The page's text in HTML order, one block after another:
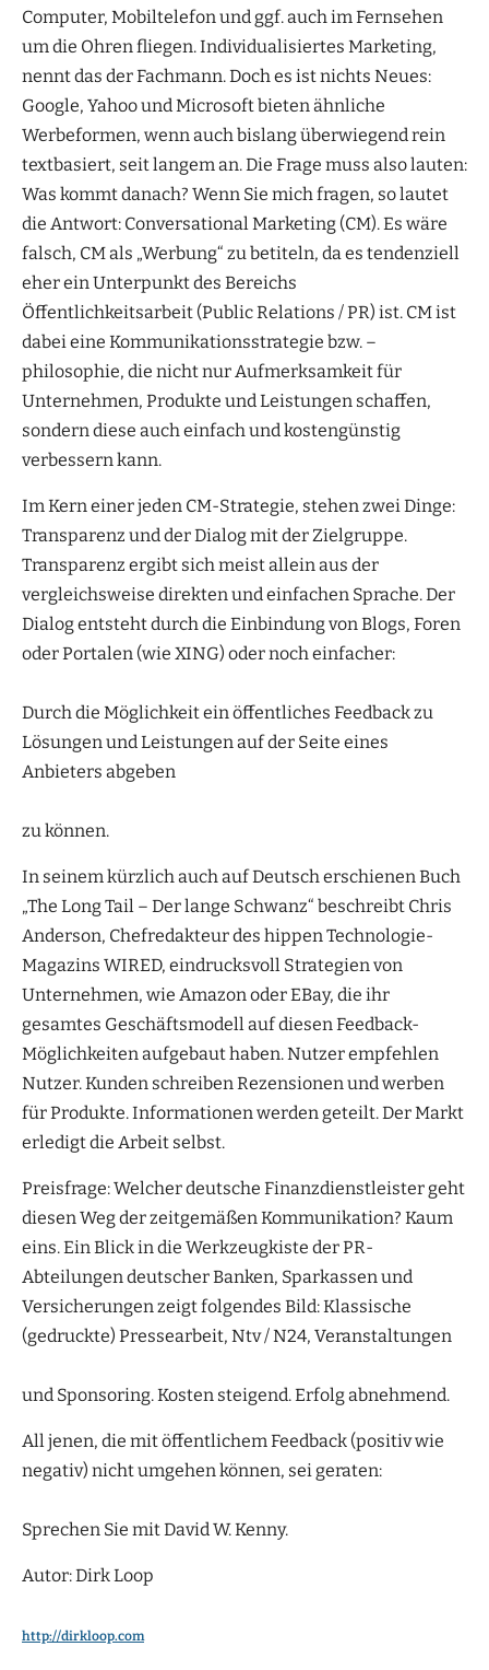
Computer, Mobiltelefon und ggf. auch im Fernsehen
um die Ohren fliegen. Individualisiertes Marketing,
nennt das der Fachmann. Doch es ist nichts Neues:
Google, Yahoo und Microsoft bieten ähnliche
Werbeformen, wenn auch bislang überwiegend rein
textbasiert, seit langem an. Die Frage muss also lauten:
Was kommt danach? Wenn Sie mich fragen, so lautet
die Antwort: Conversational Marketing (CM). Es wäre
falsch, CM als „Werbung“ zu betiteln, da es tendenziell
eher ein Unterpunkt des Bereichs
Öffentlichkeitsarbeit (Public Relations / PR) ist. CM ist
dabei eine Kommunikationsstrategie bzw. –
philosophie, die nicht nur Aufmerksamkeit für
Unternehmen, Produkte und Leistungen schaffen,
sondern diese auch einfach und kostengünstig
verbessern kann.
Im Kern einer jeden CM-Strategie, stehen zwei Dinge:
Transparenz und der Dialog mit der Zielgruppe.
Transparenz ergibt sich meist allein aus der
vergleichsweise direkten und einfachen Sprache. Der
Dialog entsteht durch die Einbindung von Blogs, Foren
oder Portalen (wie XING) oder noch einfacher:
Durch die Möglichkeit ein öffentliches Feedback zu
Lösungen und Leistungen auf der Seite eines
Anbieters abgeben
zu können.
In seinem kürzlich auch auf Deutsch erschienen Buch
„The Long Tail – Der lange Schwanz“ beschreibt Chris
Anderson, Chefredakteur des hippen Technologie-
Magazins WIRED, eindrucksvoll Strategien von
Unternehmen, wie Amazon oder EBay, die ihr
gesamtes Geschäftsmodell auf diesen Feedback-
Möglichkeiten aufgebaut haben. Nutzer empfehlen
Nutzer. Kunden schreiben Rezensionen und werben
für Produkte. Informationen werden geteilt. Der Markt
erledigt die Arbeit selbst.
Preisfrage: Welcher deutsche Finanzdienstleister geht
diesen Weg der zeitgemäßen Kommunikation? Kaum
eins. Ein Blick in die Werkzeugkiste der PR-
Abteilungen deutscher Banken, Sparkassen und
Versicherungen zeigt folgendes Bild: Klassische
(gedruckte) Pressearbeit, Ntv / N24, Veranstaltungen
und Sponsoring. Kosten steigend. Erfolg abnehmend.
All jenen, die mit öffentlichem Feedback (positiv wie
negativ) nicht umgehen können, sei geraten:
Sprechen Sie mit David W. Kenny.
Autor: Dirk Loop
http://dirkloop.com